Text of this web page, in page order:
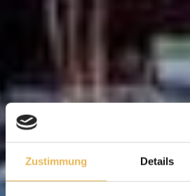
Zustimmung Details